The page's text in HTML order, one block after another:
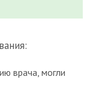
врача, могли